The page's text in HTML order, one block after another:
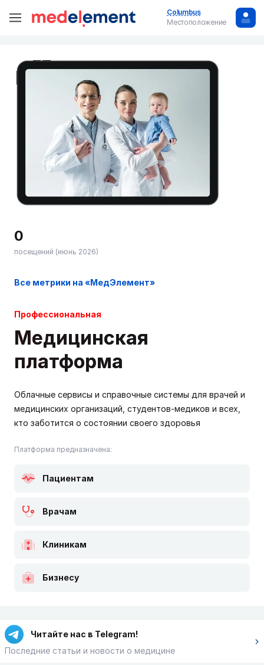
Columbus
Местоположение
0
посещений (июнь 2026)
Все метрики на «МедЭлемент»
Профессиональная
Медицинская
платформа
Облачные сервисы и справочные системы для врачей и
медицинских организаций, студентов-медиков и всех,
кто заботится о состоянии своего здоровья
Платформа предназначена:
Пациентам
Врачам
Клиникам
Бизнесу
Читайте нас в Telegram!
Последние статьи и новости о медицине